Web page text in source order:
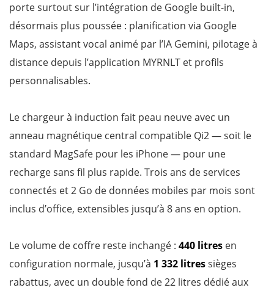
porte surtout sur l’intégration de Google built-in,
désormais plus poussée : planification via Google
Maps, assistant vocal animé par l’IA Gemini, pilotage à
distance depuis l’application MYRNLT et profils
personnalisables.
Le chargeur à induction fait peau neuve avec un
anneau magnétique central compatible Qi2 — soit le
standard MagSafe pour les iPhone — pour une
recharge sans fil plus rapide. Trois ans de services
connectés et 2 Go de données mobiles par mois sont
inclus d’office, extensibles jusqu’à 8 ans en option.
Le volume de coffre reste inchangé : 440 litres en
configuration normale, jusqu’à 1 332 litressièges
rabattus, avec un double fond de 22 litres dédié aux